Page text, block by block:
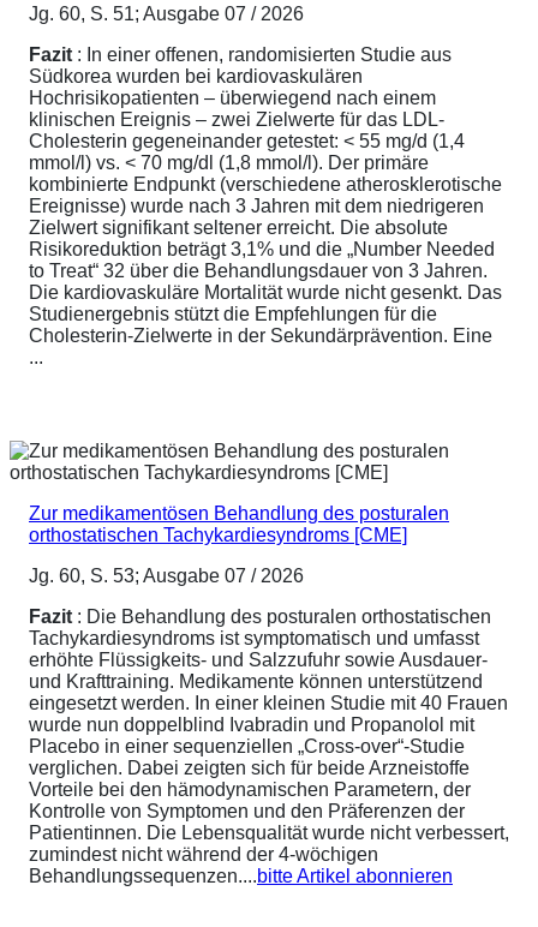
Jg. 60, S. 51; Ausgabe 07 / 2026
Fazit : In einer offenen, randomisierten Studie aus
Südkorea wurden bei kardiovaskulären
Hochrisikopatienten – überwiegend nach einem
klinischen Ereignis – zwei Zielwerte für das LDL-
Cholesterin gegeneinander getestet: < 55 mg/d (1,4
mmol/l) vs. < 70 mg/dl (1,8 mmol/l). Der primäre
kombinierte Endpunkt (verschiedene atherosklerotische
Ereignisse) wurde nach 3 Jahren mit dem niedrigeren
Zielwert signifikant seltener erreicht. Die absolute
Risikoreduktion beträgt 3,1% und die „Number Needed
to Treat“ 32 über die Behandlungsdauer von 3 Jahren.
Die kardiovaskuläre Mortalität wurde nicht gesenkt. Das
Studienergebnis stützt die Empfehlungen für die
Cholesterin-Zielwerte in der Sekundärprävention. Eine
...
Zur medikamentösen Behandlung des posturalen
orthostatischen Tachykardiesyndroms [CME]
Jg. 60, S. 53; Ausgabe 07 / 2026
Fazit : Die Behandlung des posturalen orthostatischen
Tachykardiesyndroms ist symptomatisch und umfasst
erhöhte Flüssigkeits- und Salzzufuhr sowie Ausdauer-
und Krafttraining. Medikamente können unterstützend
eingesetzt werden. In einer kleinen Studie mit 40 Frauen
wurde nun doppelblind Ivabradin und Propanolol mit
Placebo in einer sequenziellen „Cross-over“-Studie
verglichen. Dabei zeigten sich für beide Arzneistoffe
Vorteile bei den hämodynamischen Parametern, der
Kontrolle von Symptomen und den Präferenzen der
Patientinnen. Die Lebensqualität wurde nicht verbessert,
zumindest nicht während der 4-wöchigen
Behandlungssequenzen....bitte Artikel abonnieren